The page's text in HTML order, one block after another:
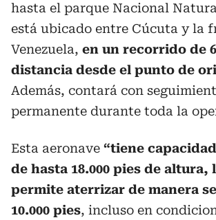
hasta el parque Nacional
está ubicado entre Cúcuta y la
Venezuela, en un recorrido de
distancia desde el punto de
Además, contará con
permanente durante toda la
Esta aeronave “tiene
de hasta 18.000 pies de altura,
permite aterrizar de manera
10.000 pies, incluso en